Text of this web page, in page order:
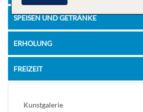
SPEISEN UND GETRÄNKE
ERHOLUNG
FREIZEIT
Kunstgalerie